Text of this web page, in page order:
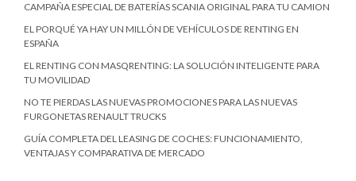
CAMPAÑA ESPECIAL DE BATERÍAS SCANIA ORIGINAL PARA TU CAMION
EL PORQUÉ YA HAY UN MILLÓN DE VEHÍCULOS DE RENTING EN
ESPAÑA
EL RENTING CON MASQRENTING: LA SOLUCIÓN INTELIGENTE PARA
TU MOVILIDAD
NO TE PIERDAS LAS NUEVAS PROMOCIONES PARA LAS NUEVAS
FURGONETAS RENAULT TRUCKS
GUÍA COMPLETA DEL LEASING DE COCHES: FUNCIONAMIENTO,
VENTAJAS Y COMPARATIVA DE MERCADO